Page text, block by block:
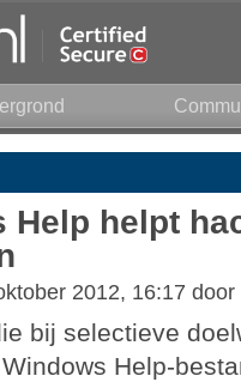
Help helpt
2012, 16:17 door
bij selectieve
Help-